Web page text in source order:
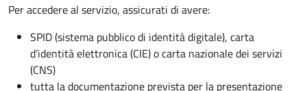
Per accedere al servizio, assicurati di avere:
SPID (sistema pubblico di identità digitale), carta
d’identità elettronica (CIE) o carta nazionale dei servizi
(CNS)
tutta la documentazione prevista per la presentazione